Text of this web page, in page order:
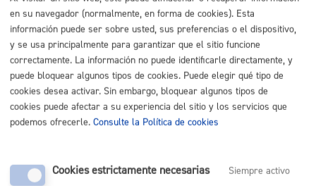
Reglamento
Acción Social
Bienestar Social
Cultura Y Deportes
Hacienda Local
Juventud, Educación, Cooperación Y Derechos
Humanos
Medio Ambiente
en su navegador (normalmente, en forma de cookies). Esta
información puede ser sobre usted, sus preferencias o el dispositivo,
y se usa principalmente para garantizar que el sitio funcione
correctamente. La información no puede identificarle directamente, y
puede bloquear algunos tipos de cookies. Puede elegir qué tipo de
cookies desea activar. Sin embargo, bloquear algunos tipos de
cookies puede afectar a su experiencia del sitio y los servicios que
podemos ofrecerle. Consulte la Política de cookies
Cookies estrictamente necesarias
Siempre activo